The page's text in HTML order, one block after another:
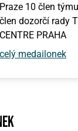
Praze 10 člen
člen dozorčí rady
CENTRE PRAHA
celý medailonek